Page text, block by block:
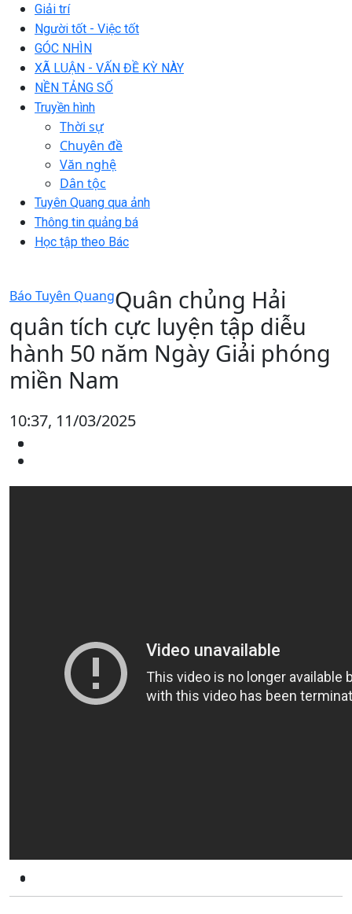
Giải trí
Người tốt - Việc tốt
GÓC NHÌN
XÃ LUẬN - VẤN ĐỀ KỲ NÀY
NỀN TẢNG SỐ
Truyền hình
Thời sự
Chuyên đề
Văn nghệ
Dân tộc
Tuyên Quang qua ảnh
Thông tin quảng bá
Học tập theo Bác
Báo Tuyên QuangQuân chủng Hải
quân tích cực luyện tập diễu
hành 50 năm Ngày Giải phóng
miền Nam
10:37, 11/03/2025